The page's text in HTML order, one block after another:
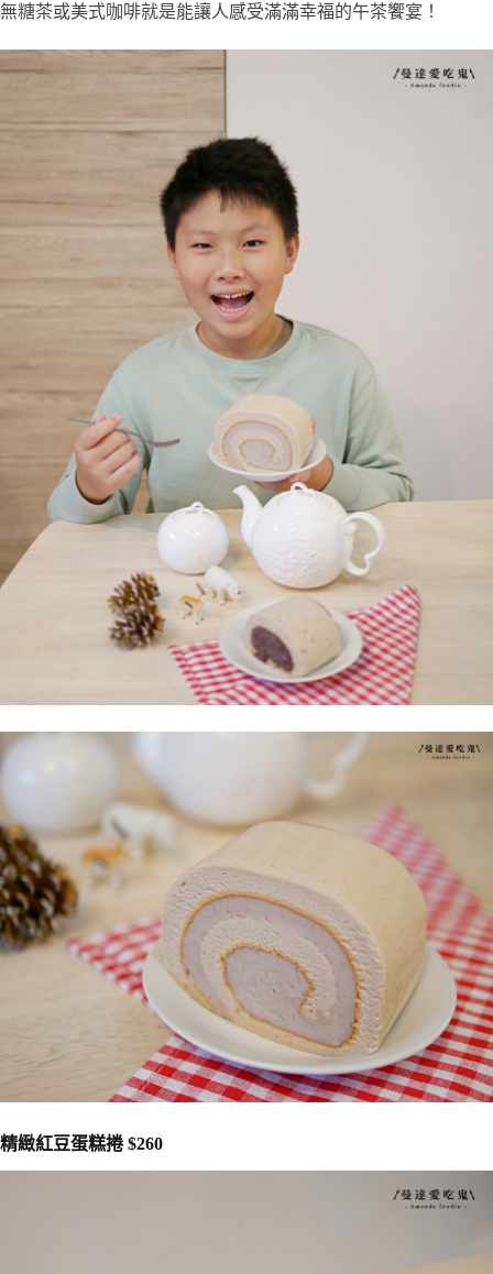
無糖茶或美式咖啡就是能讓人感受滿滿幸福的午茶饗宴！
精緻紅豆蛋糕捲 $260